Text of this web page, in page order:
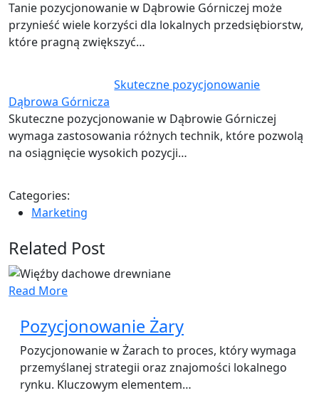
Tanie pozycjonowanie w Dąbrowie Górniczej może
przynieść wiele korzyści dla lokalnych przedsiębiorstw,
które pragną zwiększyć…
Skuteczne pozycjonowanie
Dąbrowa Górnicza
Skuteczne pozycjonowanie w Dąbrowie Górniczej
wymaga zastosowania różnych technik, które pozwolą
na osiągnięcie wysokich pozycji…
Categories:
Marketing
Related Post
Read More
Pozycjonowanie Żary
Pozycjonowanie w Żarach to proces, który wymaga
przemyślanej strategii oraz znajomości lokalnego
rynku. Kluczowym elementem…